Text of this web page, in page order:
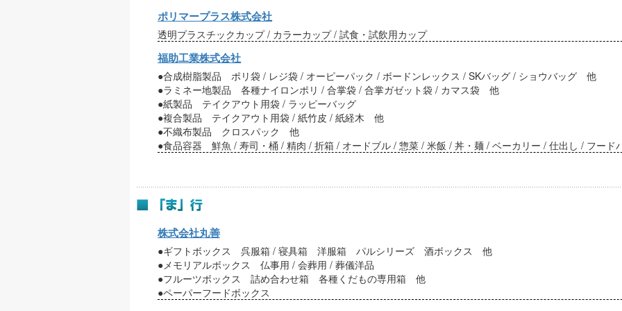
ポリマープラス株式会社
透明プラスチックカップ / カラーカップ / 試食・試飲用カップ
福助工業株式会社
●合成樹脂製品 ポリ袋 / レジ袋 / オーピーパック / ボードンレックス / SKバッグ / ショウバッグ 他
●ラミネー地製品 各種ナイロンポリ / 合掌袋 / 合掌ガゼット袋 / カマス袋 他
●紙製品 テイクアウト用袋 / ラッピーバッグ
●複合製品 テイクアウト用袋 / 紙竹皮 / 紙経木 他
●不織布製品 クロスパック 他
●食品容器 鮮魚 / 寿司・桶 / 精肉 / 折箱 / オードブル / 惣菜 / 米飯 / 丼・麺 / ベーカリー / 仕出し / フード
株式会社丸善
●ギフトボックス 呉服箱 / 寝具箱 洋服箱 パルシリーズ 酒ボックス 他
●メモリアルボックス 仏事用 / 会葬用 / 葬儀洋品
●フルーツボックス 詰め合わせ箱 各種くだもの専用箱 他
●ペーパーフードボックス